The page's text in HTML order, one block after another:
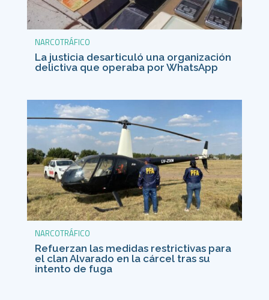
NARCOTRÁFICO
La justicia desarticuló una organización
delictiva que operaba por WhatsApp
NARCOTRÁFICO
Refuerzan las medidas restrictivas para
el clan Alvarado en la cárcel tras su
intento de fuga